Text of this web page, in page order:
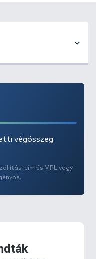
végösszeg
cím és MPL vagy